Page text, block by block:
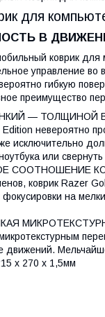
для
В
коврик
управление
гибкую
преимущество
— ТОЛЩИНОЙ
невероятно
исключительно
или
СООТНОШЕНИЕ
коврик Razer
на
движений.
x 270 x 1,5мм